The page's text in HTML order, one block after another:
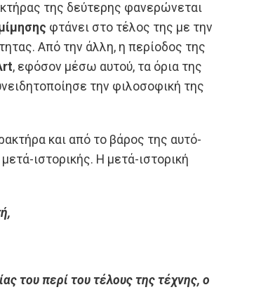
της δεύτερης φανερώνεται
φτάνει στο τέλος της με την
Από την άλλη, η περίοδος της
, εφόσον μέσω αυτού, τα όρια της
την φιλοσοφική της
και από το βάρος της αυτό-
ιστορικής. Η μετά-ιστορική
του περί του τέλους της τέχνης, ο